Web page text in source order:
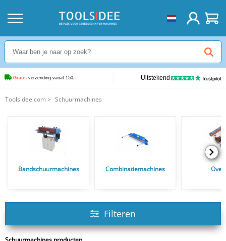
Gratis verzending vanaf 150,- Uitstekend
Toolsidee.com > Schuurmachines
Bandschuurmachines Combinatiemachines
Filteren